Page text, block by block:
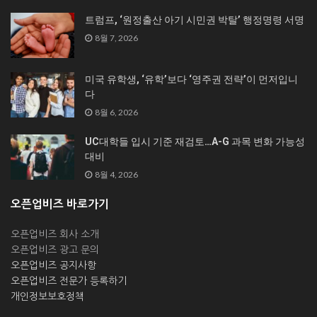
트럼프, ‘원정출산 아기 시민권 박탈’ 행정명령 서명
8월 7, 2026
미국 유학생, ‘유학’보다 ‘영주권 전략’이 먼저입니
다
8월 6, 2026
UC대학들 입시 기준 재검토…A-G 과목 변화 가능성
대비
8월 4, 2026
오픈업비즈 바로가기
오픈업비즈 회사 소개
오픈업비즈 광고 문의
오픈업비즈 공지사항
오픈업비즈 전문가 등록하기
개인정보보호정책